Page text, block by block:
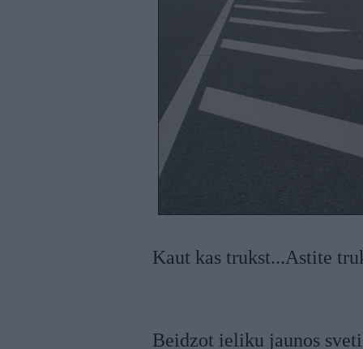
Kaut kas trukst...Astite
Beidzot ieliku jaunos